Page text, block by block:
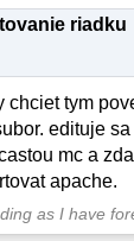
riadku
chciet tym
edituje
mc a
apache.
as I have